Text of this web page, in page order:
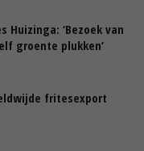
Huizinga: ‘Bezoek van
groente plukken’
fritesexport